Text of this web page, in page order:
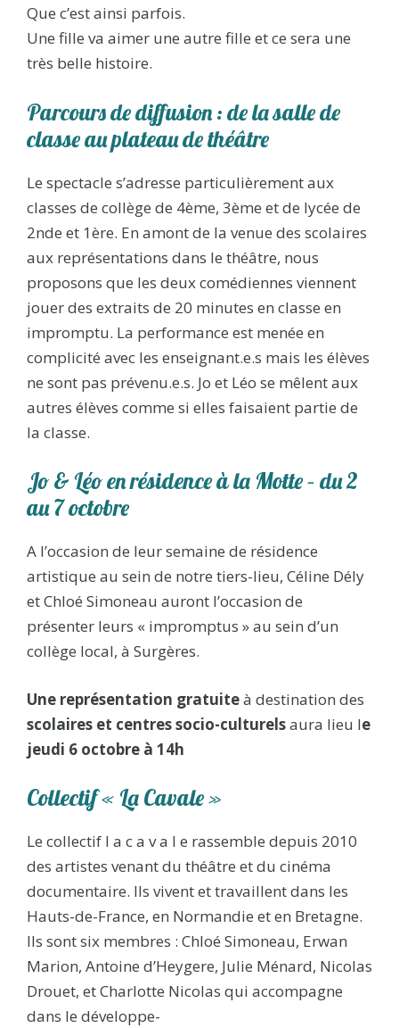
Que c’est ainsi parfois.
Une fille va aimer une autre fille et ce sera une
très belle histoire.
Parcours de diffusion : de la salle de
classe au plateau de théâtre
Le spectacle s’adresse particulièrement aux
classes de collège de 4ème, 3ème et de lycée de
2nde et 1ère. En amont de la venue des scolaires
aux représentations dans le théâtre, nous
proposons que les deux comédiennes viennent
jouer des extraits de 20 minutes en classe en
impromptu. La performance est menée en
complicité avec les enseignant.e.s mais les élèves
ne sont pas prévenu.e.s. Jo et Léo se mêlent aux
autres élèves comme si elles faisaient partie de
la classe.
Jo & Léo en résidence à la Motte – du 2
au 7 octobre
A l’occasion de leur semaine de résidence
artistique au sein de notre tiers-lieu, Céline Dély
et Chloé Simoneau auront l’occasion de
présenter leurs « impromptus » au sein d’un
collège local, à Surgères.
Une représentation gratuiteà destination des
scolaires et centres socio-culturelsaura lieu le
jeudi 6 octobre à 14h
Collectif « La Cavale »
Le collectif l a c a v a l e rassemble depuis 2010
des artistes venant du théâtre et du cinéma
documentaire. Ils vivent et travaillent dans les
Hauts-de-France, en Normandie et en Bretagne.
Ils sont six membres : Chloé Simoneau, Erwan
Marion, Antoine d’Heygere, Julie Ménard, Nicolas
Drouet, et Charlotte Nicolas qui accompagne
dans le développe-